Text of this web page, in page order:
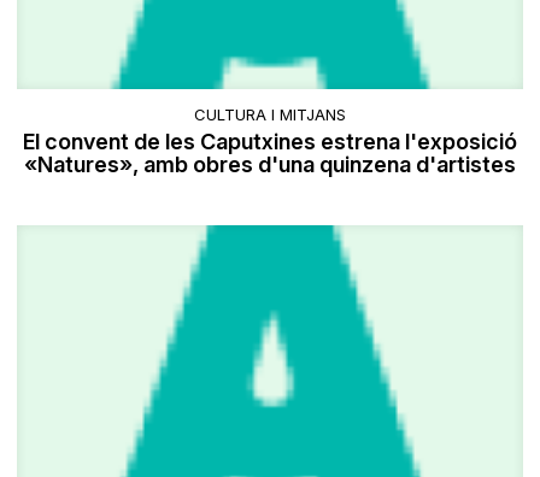
CULTURA I MITJANS
El convent de les Caputxines estrena l'exposició
«Natures», amb obres d'una quinzena d'artistes